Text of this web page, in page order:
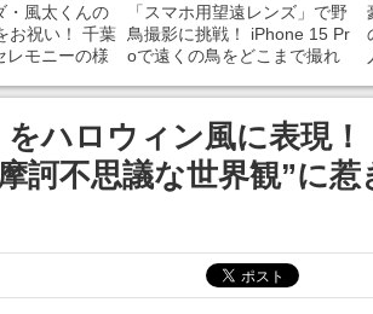
・風太くんの
お祝い！ 千葉
レモニーの様
「スマホ用望遠レンズ」で野
鳥撮影に挑戦！ iPhone 15 Pr
oで遠くの鳥をどこまで撮れ
をハロウィン風に表現！
訶不思議な世界観”に惹